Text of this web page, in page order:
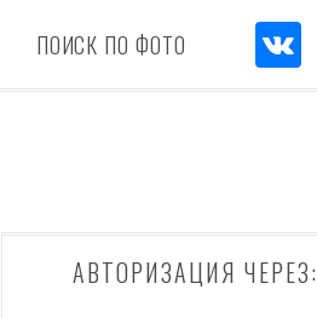
ПОИСК ПО ФОТО
АВТОРИЗАЦИЯ ЧЕРЕЗ: